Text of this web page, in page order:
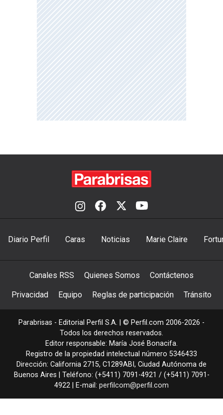
Diario Perfil Caras Noticias Marie Claire
Canales RSS Quienes Somos Contáctenos
Privacidad Equipo Reglas de participación Tránsito
Parabrisas - Editorial Perfil S.A. | © Perfil.com 2006-2026 -
Todos los derechos reservados.
Editor responsable: María José Bonacifa.
Registro de la propiedad intelectual número 5346433
Dirección: California 2715, C1289ABI , Ciudad Autónoma de
Buenos Aires | Teléfono: (+5411) 7091-4921 / (+5411) 7091-
4922 | E-mail: perfilcom@perfil.com